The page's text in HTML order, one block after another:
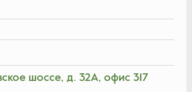
шоссе, д. 32А, офис 317